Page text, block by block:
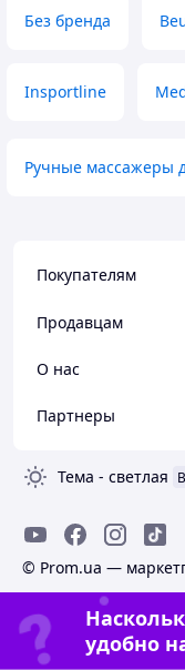
Без бренда
Insportline
Ручные массажеры
Покупателям
Продавцам
О нас
Партнеры
Тема - светлая
© Prom.ua —
удобно